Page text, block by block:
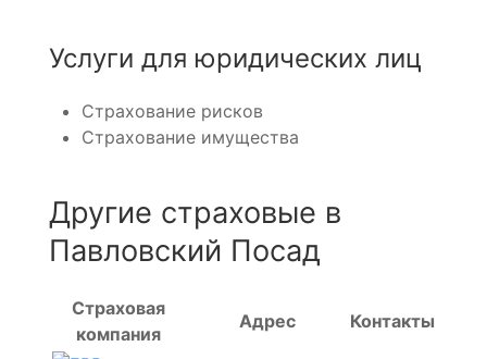
Услуги для юридических лиц
Страхование рисков
Страхование имущества
Другие страховые в
Павловский Посад
Страховая
компания
Адрес Контакты